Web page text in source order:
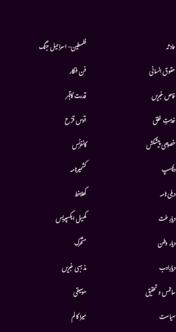
حادثہ
حقوق انسانی
خاص خبریں
خدمتِ خلق
خصوصی پیشکش
دلچسپ
دہلی نامہ
دیارِ ملت
دیار وطن
دیارِادب
سائنس و تحقیق
سیاست
فلسطین- اسرائیل جنگ
فن فنکار
قدرت کاقہر
قوس قزح
کانفرنس
کشمیرنامہ
کھلاخط
کھیل ایکسپریس
متحرك
مذہبی خبریں
موسيقى
میرا کالم